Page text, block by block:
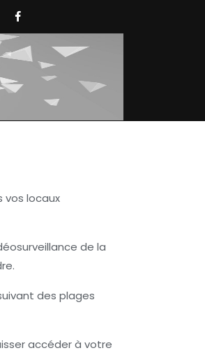
Facebook
vos locaux
de la
des plages
accéder à votre